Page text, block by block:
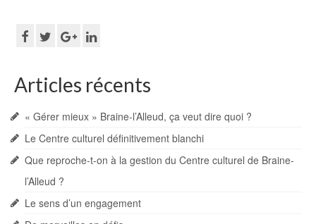
Articles récents
« Gérer mieux » Braine-l’Alleud, ça veut dire quoi ?
Le Centre culturel définitivement blanchi
Que reproche-t-on à la gestion du Centre culturel de Braine-
l’Alleud ?
Le sens d’un engagement